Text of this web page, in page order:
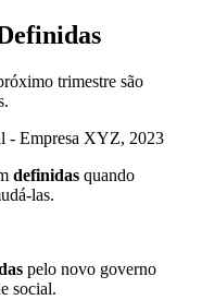
trimestre são
- Empresa XYZ, 2023
definidas quando
las.
pelo novo governo
social.